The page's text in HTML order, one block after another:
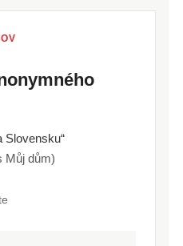
Slovensku“
Můj dům)